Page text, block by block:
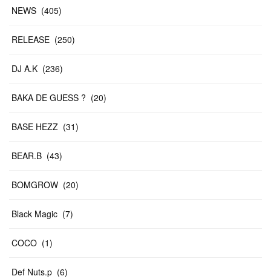
NEWS (405)
RELEASE (250)
DJ A.K (236)
BAKA DE GUESS ? (20)
BASE HEZZ (31)
BEAR.B (43)
BOMGROW (20)
Black Magic (7)
COCO (1)
Def Nuts.p (6)